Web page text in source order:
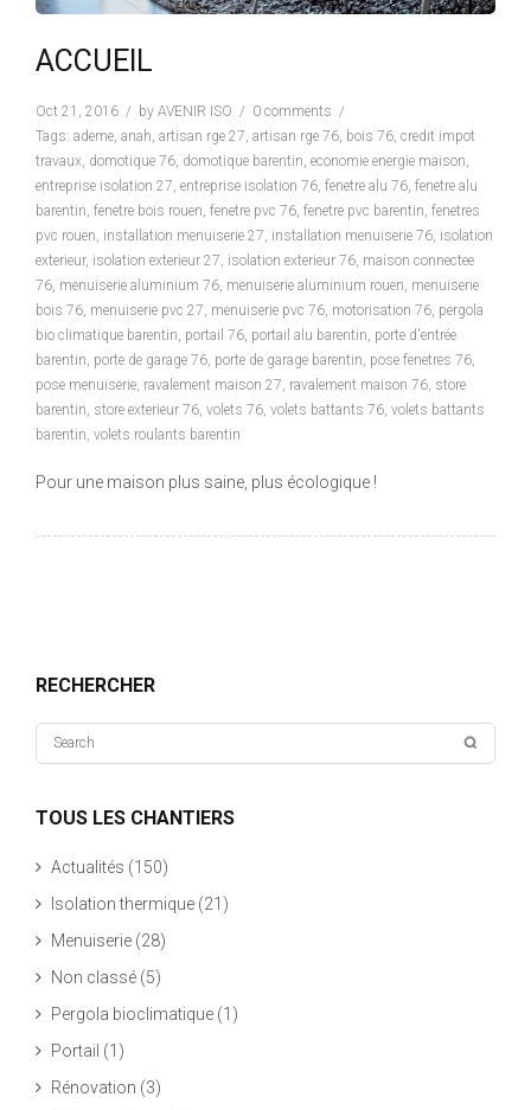
ACCUEIL
Oct 21, 2016 by AVENIR ISO
0 comments
Tags: ademe, anah, artisan rge 27, artisan rge 76, bois 76, credit impot
travaux, domotique 76, domotique barentin, economie energie maison,
entreprise isolation 27, entreprise isolation 76, fenetre alu 76, fenetre alu
barentin, fenetre bois rouen, fenetre pvc 76, fenetre pvc barentin, fenetres
pvc rouen, installation menuiserie 27, installation menuiserie 76, isolation
exterieur, isolation exterieur 27, isolation exterieur 76, maison connectee
76, menuiserie aluminium 76, menuiserie aluminium rouen, menuiserie
bois 76, menuiserie pvc 27, menuiserie pvc 76, motorisation 76, pergola
bio climatique barentin, portail 76, portail alu barentin, porte d'entrée
barentin, porte de garage 76, porte de garage barentin, pose fenetres 76,
pose menuiserie, ravalement maison 27, ravalement maison 76, store
barentin, store exterieur 76, volets 76, volets battants 76, volets battants
barentin, volets roulants barentin
Pour une maison plus saine, plus écologique !
RECHERCHER
TOUS LES CHANTIERS
Actualités (150)
Isolation thermique (21)
Menuiserie (28)
Non classé (5)
Pergola bioclimatique (1)
Portail (1)
Rénovation (3)